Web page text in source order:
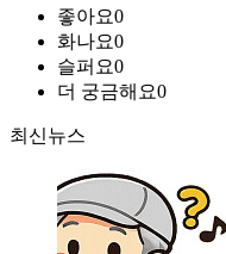
좋아요0
화나요0
슬퍼요0
더 궁금해요0
최신뉴스